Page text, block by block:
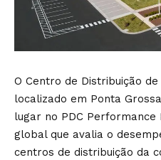
O Centro de Distribuição de
localizado em Ponta
lugar no PDC Performance
global que avalia o
centros de distribuição da